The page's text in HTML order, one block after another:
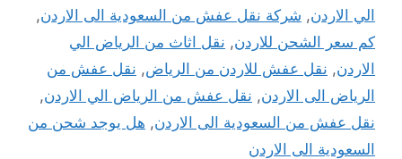
الي الاردن, شركة نقل عفش من السعودية الى الاردن,
كم سعر الشحن للاردن, نقل اثاث من الرياض الي
الاردن, نقل عفش للاردن من الرياض, نقل عفش من
الرياض الى الاردن, نقل عفش من الرياض الي الاردن,
نقل عفش من السعودية الى الاردن, هل يوجد شحن من
السعودية الى الاردن